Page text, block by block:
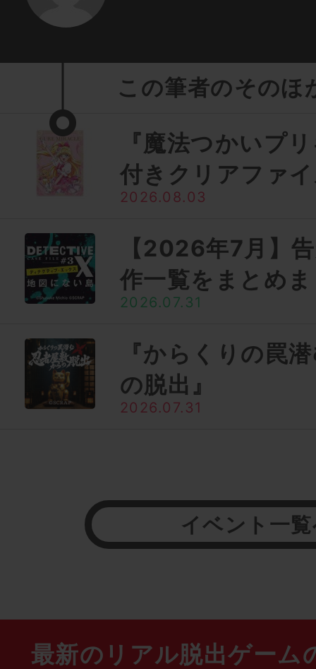
この筆者のそのほ
『魔法つかいプ
付きクリアファ
2026.08.03
【2026年7月】
作一覧をまとめ
2026.07.31
『からくりの罠
の脱出』
2026.07.31
イベント一
最新のリアル脱出ゲーム